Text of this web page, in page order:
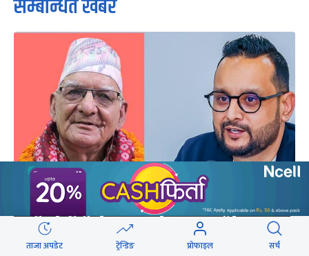
सम्बन्धित खबर
संविधान संशोधन कार्यदलका संयोजकमाथि जनमोर्चाले
उठायो प्रश्न
ताजा अपडेट ट्रेन्डिङ प्रोफाइल सर्च